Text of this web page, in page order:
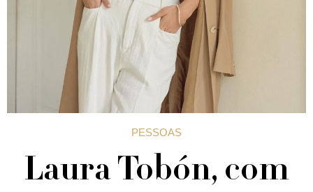
PESSOAS
Laura Tobón, com